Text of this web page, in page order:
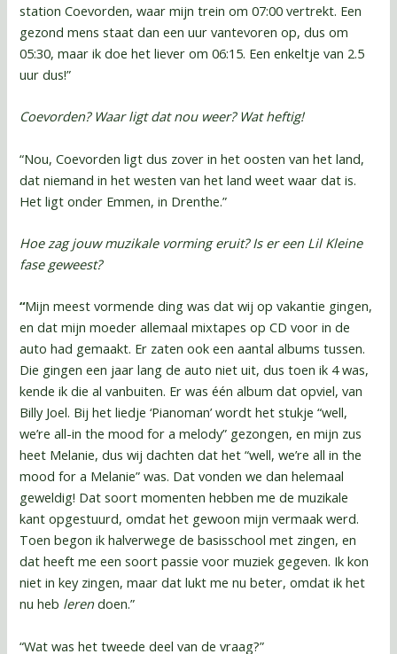
station Coevorden, waar mijn trein om 07:00 vertrekt. Een
gezond mens staat dan een uur vantevoren op, dus om
05:30, maar ik doe het liever om 06:15. Een enkeltje van 2.5
uur dus!”
Coevorden? Waar ligt dat nou weer? Wat heftig!
“Nou, Coevorden ligt dus zover in het oosten van het land,
dat niemand in het westen van het land weet waar dat is.
Het ligt onder Emmen, in Drenthe.”
Hoe zag jouw muzikale vorming eruit? Is er een Lil Kleine
fase geweest?
“Mijn meest vormende ding was dat wij op vakantie gingen,
en dat mijn moeder allemaal mixtapes op CD voor in de
auto had gemaakt. Er zaten ook een aantal albums tussen.
Die gingen een jaar lang de auto niet uit, dus toen ik 4 was,
kende ik die al vanbuiten. Er was één album dat opviel, van
Billy Joel. Bij het liedje ‘Pianoman’ wordt het stukje “well,
we’re all-in the mood for a melody” gezongen, en mijn zus
heet Melanie, dus wij dachten dat het “well, we’re all in the
mood for a Melanie” was. Dat vonden we dan helemaal
geweldig! Dat soort momenten hebben me de muzikale
kant opgestuurd, omdat het gewoon mijn vermaak werd.
Toen begon ik halverwege de basisschool met zingen, en
dat heeft me een soort passie voor muziek gegeven. Ik kon
niet in key zingen, maar dat lukt me nu beter, omdat ik het
nu heb leren doen.”
“Wat was het tweede deel van de vraag?”